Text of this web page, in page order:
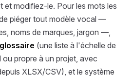
et modifiez-le. Pour les mots les
piéger tout modèle vocal —
noms de marques, jargon —,
glossaire (une liste à l'échelle de
propre à un projet, avec
XLSX/CSV), et le système